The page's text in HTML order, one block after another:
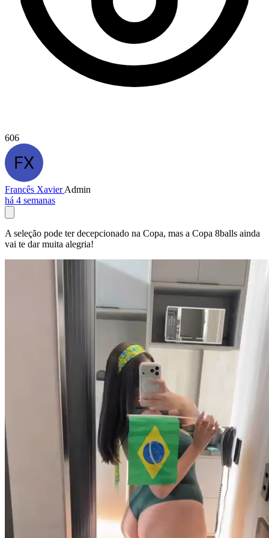
606
Francês XavierAdmin
há 4 semanas
A seleção pode ter decepcionado na Copa, mas a Copa 8balls ainda
vai te dar muita alegria!